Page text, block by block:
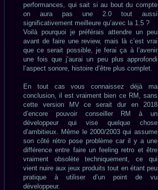
performances, qui sait si au bout du compte
on aura pas une 2.0 tout aussi
significativement meilleure qu’avec la 1.5 ?
Voilà pourquoi je préférais attendre un peu
avant de faire une review, mais là c’est vrai
que ce serait possible, je ferai ça à l’avenir
une fois que j’aurai un peu plus approfondi
l’aspect sonore, histoire d’être plus complet.
En tout cas vous connaissez déjà ma
conclusion, il est vraiment bien ce RM, sans
cette version MV ce serait dur en 2018
d’encore pouvoir conseiller RM à un
développeur qui vise quelque chose
d’ambitieux. Même le 2000/2003 qui assume
son côté rétro pose problème car il y a une
différence entre faire un feeling retro et être
vraiment obsolète techniquement, ce qui
vient nuire aux jeux produits tout en étant peu
pratique à utiliser d’un point de vu
développeur.